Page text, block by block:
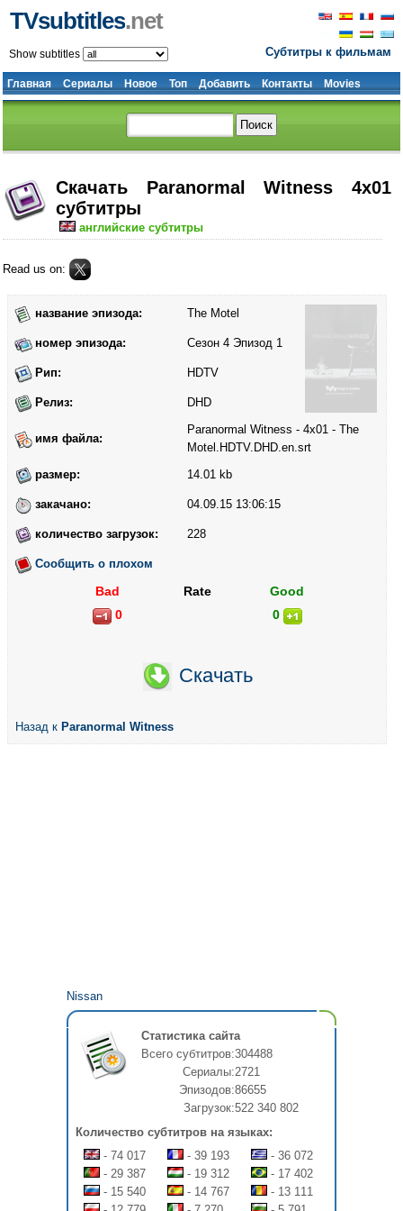
Субтитры к фильмам
TVsubtitles.net
Главная Сериалы Новое Топ Добавить Контакты Movies
Show subtitles
Скачать Paranormal Witness 4x01
субтитры
английские субтитры
Read us on:
название эпизода: The Motel
номер эпизода: Сезон 4 Эпизод 1
Рип: HDTV
Релиз: DHD
имя файла:
Paranormal Witness - 4x01 - The
Motel.HDTV.DHD.en.srt
размер:
14.01 kb
закачано: 04.09.15 13:06:15
количество загрузок: 228
Сообщить о плохом
Bad Rate
Good
0
0
Скачать
Назад к Paranormal Witness
Nissan
Статистика сайта
Всего субтитров:304488
Сериалы:2721
Эпизодов:86655
Загрузок:522 340 802
Количество субтитров на языках:
- 74 017
- 39 193
- 36 072
- 29 387
- 19 312
- 17 402
- 15 540
- 14 767
- 13 111